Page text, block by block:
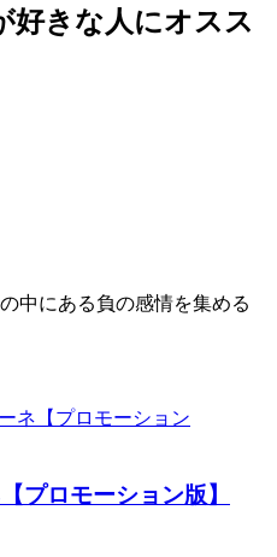
好きな人にオスス
中にある負の感情を集める
プロモーション版】